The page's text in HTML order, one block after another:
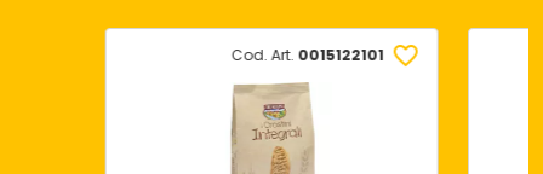
Cod. Art. 0015122101